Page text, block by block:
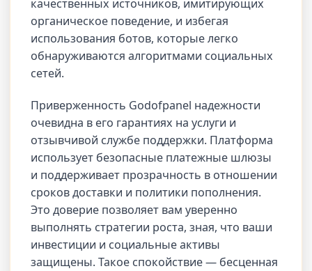
качественных источников, имитирующих
органическое поведение, и избегая
использования ботов, которые легко
обнаруживаются алгоритмами социальных
сетей.
Приверженность Godofpanel надежности
очевидна в его гарантиях на услуги и
отзывчивой службе поддержки. Платформа
использует безопасные платежные шлюзы
и поддерживает прозрачность в отношении
сроков доставки и политики пополнения.
Это доверие позволяет вам уверенно
выполнять стратегии роста, зная, что ваши
инвестиции и социальные активы
защищены. Такое спокойствие — бесценная